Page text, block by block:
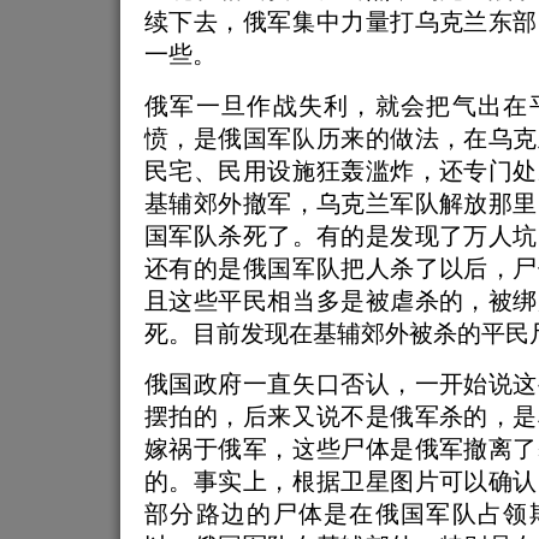
续下去，俄军集中力量打乌克兰东
一些。
俄军一旦作战失利，就会把气出在
愤，是俄国军队历来的做法，在乌
民宅、民用设施狂轰滥炸，还专门
基辅郊外撤军，乌克兰军队解放那
国军队杀死了。有的是发现了万人
还有的是俄国军队把人杀了以后，
且这些平民相当多是被虐杀的，被
死。目前发现在基辅郊外被杀的平民
俄国政府一直矢口否认，一开始说
摆拍的，后来又说不是俄军杀的，
嫁祸于俄军，这些尸体是俄军撤离
的。事实上，根据卫星图片可以确
部分路边的尸体是在俄国军队占领